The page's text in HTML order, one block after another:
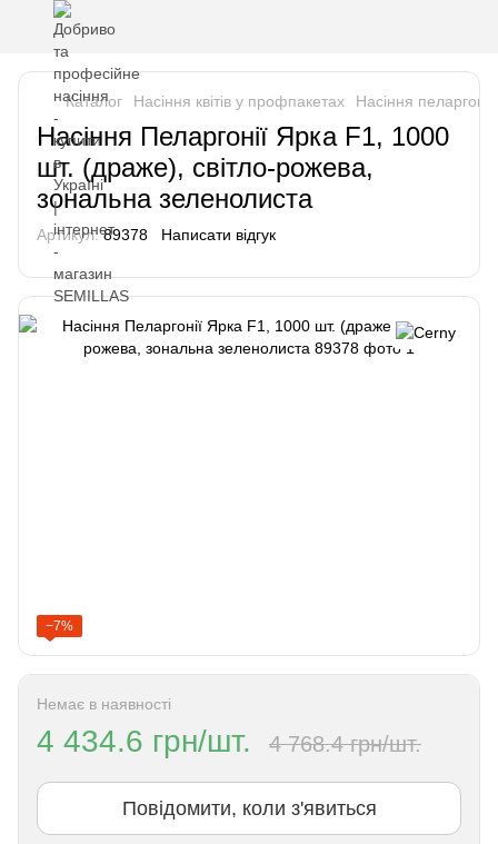
Каталог Насіння квітів у профпакетах Насіння
Насіння Пеларгонії Ярка F1, 1000
шт. (драже), світло-рожева,
зональна зеленолиста
Артикул:89378 Написати відгук
−7%
Немає в наявності
4 434.6 грн/шт. 4 768.4 грн/шт.
Повідомити, коли з'явиться